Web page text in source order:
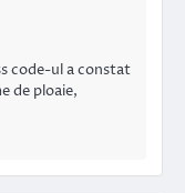
code-ul a constat
de ploaie,